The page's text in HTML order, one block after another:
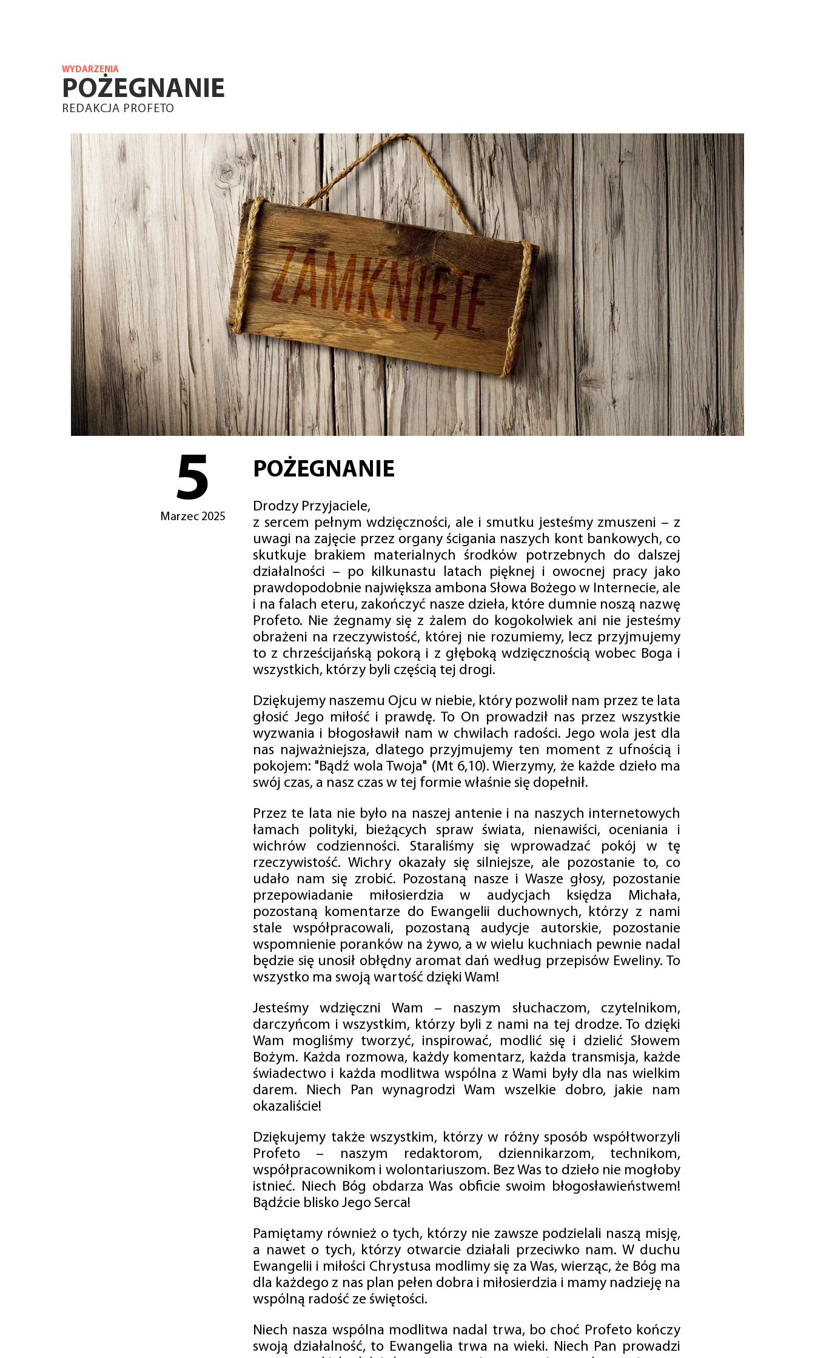
WYDARZENIA
POŻEGNANIE
REDAKCJA PROFETO
5
Marzec 2025
POŻEGNANIE
Drodzy Przyjaciele,
z sercem pełnym wdzięczności, ale i smutku jesteśmy zmuszeni – z
uwagi na zajęcie przez organy ścigania naszych kont bankowych, co
skutkuje brakiem materialnych środków potrzebnych do dalszej
działalności – po kilkunastu latach pięknej i owocnej pracy jako
prawdopodobnie największa ambona Słowa Bożego w Internecie, ale
i na falach eteru, zakończyć nasze dzieła, które dumnie noszą nazwę
Profeto. Nie żegnamy się z żalem do kogokolwiek ani nie jesteśmy
obrażeni na rzeczywistość, której nie rozumiemy, lecz przyjmujemy
to z chrześcijańską pokorą i z głęboką wdzięcznością wobec Boga i
wszystkich, którzy byli częścią tej drogi.
Dziękujemy naszemu Ojcu w niebie, który pozwolił nam przez te lata
głosić Jego miłość i prawdę. To On prowadził nas przez wszystkie
wyzwania i błogosławił nam w chwilach radości. Jego wola jest dla
nas najważniejsza, dlatego przyjmujemy ten moment z ufnością i
pokojem: "Bądź wola Twoja" (Mt 6,10). Wierzymy, że każde dzieło ma
swój czas, a nasz czas w tej formie właśnie się dopełnił.
Przez te lata nie było na naszej antenie i na naszych internetowych
łamach polityki, bieżących spraw świata, nienawiści, oceniania i
wichrów codzienności. Staraliśmy się wprowadzać pokój w tę
rzeczywistość. Wichry okazały się silniejsze, ale pozostanie to, co
udało nam się zrobić. Pozostaną nasze i Wasze głosy, pozostanie
przepowiadanie miłosierdzia w audycjach księdza Michała,
pozostaną komentarze do Ewangelii duchownych, którzy z nami
stale współpracowali, pozostaną audycje autorskie, pozostanie
wspomnienie poranków na żywo, a w wielu kuchniach pewnie nadal
będzie się unosił obłędny aromat dań według przepisów Eweliny. To
wszystko ma swoją wartość dzięki Wam!
Jesteśmy wdzięczni Wam – naszym słuchaczom, czytelnikom,
darczyńcom i wszystkim, którzy byli z nami na tej drodze. To dzięki
Wam mogliśmy tworzyć, inspirować, modlić się i dzielić Słowem
Bożym. Każda rozmowa, każdy komentarz, każda transmisja, każde
świadectwo i każda modlitwa wspólna z Wami były dla nas wielkim
darem. Niech Pan wynagrodzi Wam wszelkie dobro, jakie nam
okazaliście!
Dziękujemy także wszystkim, którzy w różny sposób współtworzyli
Profeto – naszym redaktorom, dziennikarzom, technikom,
współpracownikom i wolontariuszom. Bez Was to dzieło nie mogłoby
istnieć. Niech Bóg obdarza Was obficie swoim błogosławieństwem!
Bądźcie blisko Jego Serca!
Pamiętamy również o tych, którzy nie zawsze podzielali naszą misję,
a nawet o tych, którzy otwarcie działali przeciwko nam. W duchu
Ewangelii i miłości Chrystusa modlimy się za Was, wierząc, że Bóg ma
dla każdego z nas plan pełen dobra i miłosierdzia i mamy nadzieję na
wspólną radość ze świętości.
Niech nasza wspólna modlitwa nadal trwa, bo choć Profeto kończy
swoją działalność, to Ewangelia trwa na wieki. Niech Pan prowadzi